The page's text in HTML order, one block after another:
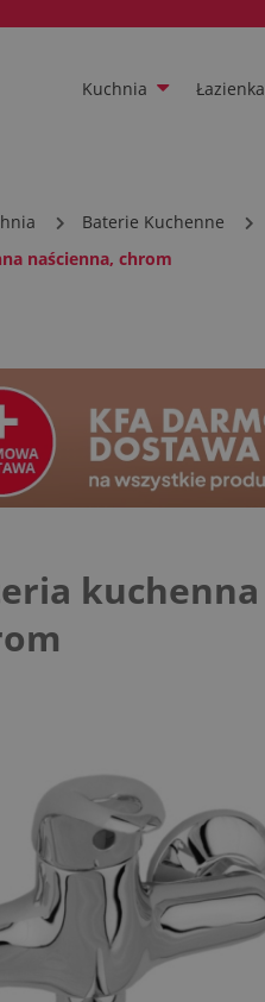
Kuchnia Łazienka
Baterie Kuchenne
naścienna, chrom
kuchenna